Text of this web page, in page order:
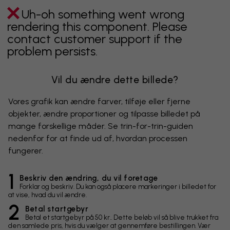
Uh-oh something went wrong
rendering this component. Please
contact customer support if the
problem persists.
Vil du ændre dette billede?
Vores grafik kan ændre farver, tilføje eller fjerne
objekter, ændre proportioner og tilpasse billedet på
mange forskellige måder. Se trin-for-trin-guiden
nedenfor for at finde ud af, hvordan processen
fungerer.
1 Beskriv den ændring, du vil foretage
Forklar og beskriv. Du kan også placere markeringer i billedet for
at vise, hvad du vil ændre.
2 Betal startgebyr
Betal et startgebyr på 50 kr.. Dette beløb vil så blive trukket fra
den samlede pris, hvis du vælger at gennemføre bestillingen. Vær